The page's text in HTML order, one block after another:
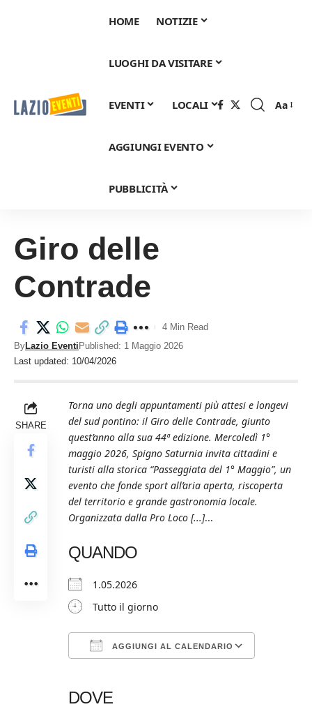
HOME NOTIZIE
LUOGHI DA VISITARE
EVENTI LOCALI
AGGIUNGI EVENTO
PUBBLICITÀ
Font
Aa
Giro delle
Contrade
Last updated: 10/04/2026
ByLazio Eventi Published: 1 Maggio 2026
4 Min Read
SHARE
Torna uno degli appuntamenti più attesi e longevi
del sud pontino: il Giro delle Contrade, giunto
quest’anno alla sua 44ª edizione. Mercoledì 1°
maggio 2026, Spigno Saturnia invita cittadini e
turisti alla storica “Passeggiata del 1° Maggio”, un
evento che fonde sport all’aria aperta, riscoperta
del territorio e grande gastronomia locale.
Organizzata dalla Pro Loco [...]...
QUANDO
1.05.2026
Tutto il giorno
AGGIUNGI AL CALENDARIO
DOVE